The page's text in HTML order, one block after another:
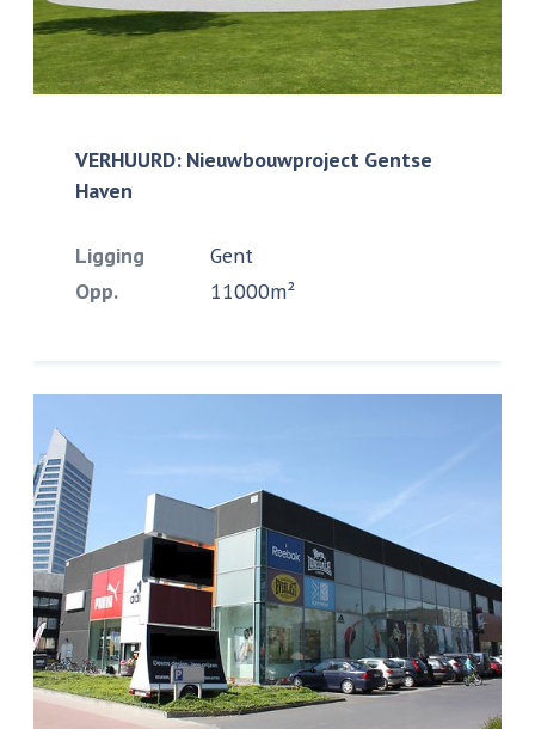
VERHUURD: Nieuwbouwproject Gentse
Haven
Ligging
Gent
Opp.
11000m²